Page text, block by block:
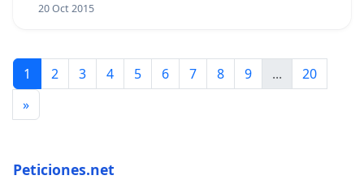
20 Oct 2015
1 2 3 4 5 6 7 8 9 ...
20
»
Peticiones.net